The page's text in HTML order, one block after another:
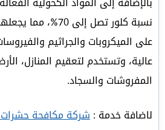
نسبة كلور تصل إلى
على الميكروبات والجراثيم
عالية، وتستخدم لتعقيم المنازل،
المفروشات والسجاد.
لاضافة خدمة :شركة مكافحة